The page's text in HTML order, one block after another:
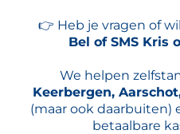
👉 Heb je vragen of
Bel of SMS Kris
We helpen
Keerbergen,
(maar ook daarbuiten)
betaalbare